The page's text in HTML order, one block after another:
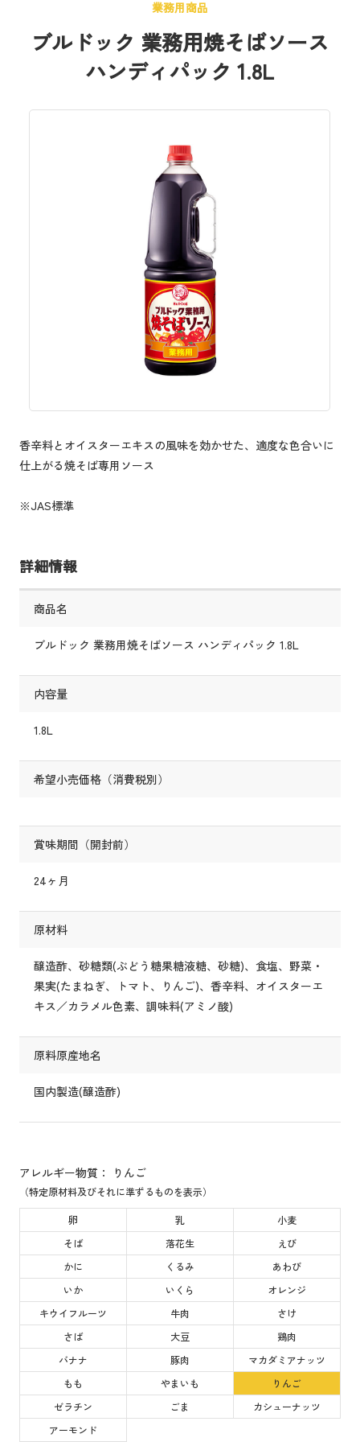
業務用商品
ブルドック 業務用焼そばソース
ハンディパック 1.8L
香辛料とオイスターエキスの風味を効かせた、適度な色合いに
仕上がる焼そば専用ソース
※JAS標準
詳細情報
商品名
ブルドック 業務用焼そばソース ハンディパック 1.8L
内容量
1.8L
希望小売価格（消費税別）
賞味期間（開封前）
24ヶ月
原材料
醸造酢、砂糖類(ぶどう糖果糖液糖、砂糖)、食塩、野菜・
果実(たまねぎ、トマト、りんご)、香辛料、オイスターエ
キス／カラメル色素、調味料(アミノ酸)
原料原産地名
国内製造(醸造酢)
アレルギー物質： りんご
（特定原材料及びそれに準ずるものを表示）
卵 乳
小麦
そば
落花生
えび
かに
くるみ
あわび
いか
いくら
オレンジ
キウイフルーツ
牛肉
さけ
さば
大豆
鶏肉
バナナ
豚肉
マカダミアナッツ
もも
やまいも
りんご
ゼラチン
ごま
カシューナッツ
アーモンド